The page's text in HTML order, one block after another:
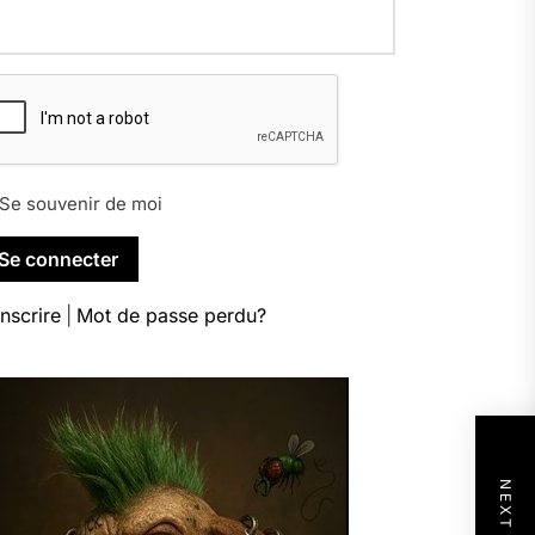
souvenir de moi
Mot de passe perdu?